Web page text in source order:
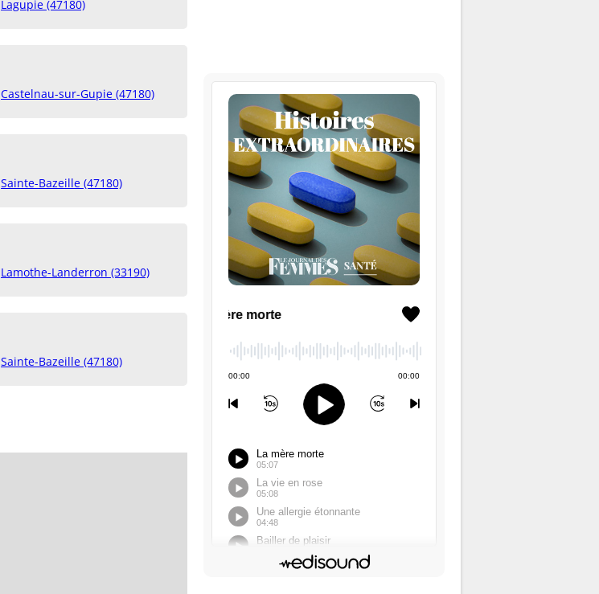
Lagupie (47180)
Castelnau-sur-Gupie (47180)
Sainte-Bazeille (47180)
Lamothe-Landerron (33190)
Sainte-Bazeille (47180)